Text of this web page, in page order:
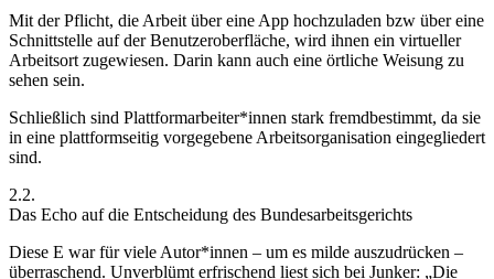
Mit der Pflicht, die Arbeit über eine App hochzuladen bzw über eine
Schnittstelle auf der Benutzeroberfläche, wird ihnen ein virtueller
Arbeitsort zugewiesen. Darin kann auch eine örtliche Weisung zu
sehen sein.
Schließlich sind Plattformarbeiter*innen stark fremdbestimmt, da sie
in eine plattformseitig vorgegebene Arbeitsorganisation eingegliedert
sind.
2.2.
Das Echo auf die Entscheidung des Bundesarbeitsgerichts
Diese E war für viele Autor*innen – um es milde auszudrücken –
überraschend. Unverblümt erfrischend liest sich bei Junker: „Die